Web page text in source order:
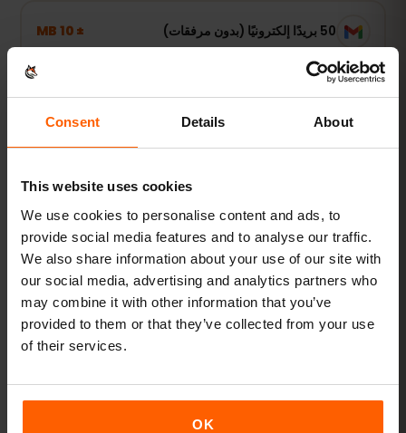
Consent Details About
This website uses cookies
We use cookies to personalise content and ads, to
provide social media features and to analyse our traffic.
We also share information about your use of our site with
our social media, advertising and analytics partners who
may combine it with other information that you’ve
provided to them or that they’ve collected from your use
of their services.
OK
50 بريدًا إلكترونيًا (بدون مرفقات) ± 10 MB
استخدام خفيف
الخرائط وWhatsApp والبريد — متصل عند الحاجة فقط.
عرض الباقات
الأكثر طلبًا
استخدام يومي
إضافة إلى مواقع التواصل وبث الموسيقى ومشاركة الصور.